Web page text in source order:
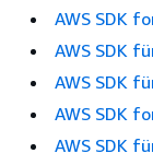
AWS SDK
AWS SDK
AWS SDK
AWS SDK
AWS SDK